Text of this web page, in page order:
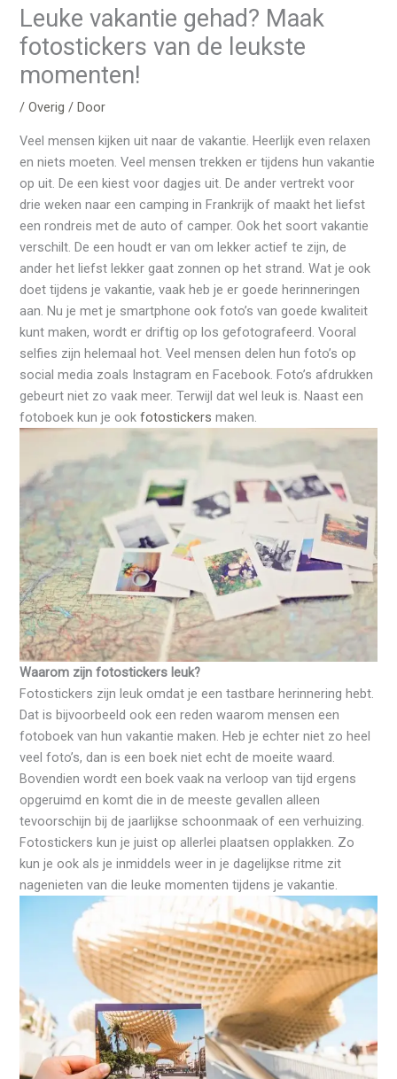
Leuke vakantie gehad? Maak
fotostickers van de leukste
momenten!
/Overig / Door
Veel mensen kijken uit naar de vakantie. Heerlijk even relaxen
en niets moeten. Veel mensen trekken er tijdens hun vakantie
op uit. De een kiest voor dagjes uit. De ander vertrekt voor
drie weken naar een camping in Frankrijk of maakt het liefst
een rondreis met de auto of camper. Ook het soort vakantie
verschilt. De een houdt er van om lekker actief te zijn, de
ander het liefst lekker gaat zonnen op het strand. Wat je ook
doet tijdens je vakantie, vaak heb je er goede herinneringen
aan. Nu je met je smartphone ook foto’s van goede kwaliteit
kunt maken, wordt er driftig op los gefotografeerd. Vooral
selfies zijn helemaal hot. Veel mensen delen hun foto’s op
social media zoals Instagram en Facebook. Foto’s afdrukken
gebeurt niet zo vaak meer. Terwijl dat wel leuk is. Naast een
fotoboek kun je ookfotostickersmaken.
Waarom zijn fotostickers leuk?
Fotostickers zijn leuk omdat je een tastbare herinnering hebt.
Dat is bijvoorbeeld ook een reden waarom mensen een
fotoboek van hun vakantie maken. Heb je echter niet zo heel
veel foto’s, dan is een boek niet echt de moeite waard.
Bovendien wordt een boek vaak na verloop van tijd ergens
opgeruimd en komt die in de meeste gevallen alleen
tevoorschijn bij de jaarlijkse schoonmaak of een verhuizing.
Fotostickers kun je juist op allerlei plaatsen opplakken. Zo
kun je ook als je inmiddels weer in je dagelijkse ritme zit
nagenieten van die leuke momenten tijdens je vakantie.